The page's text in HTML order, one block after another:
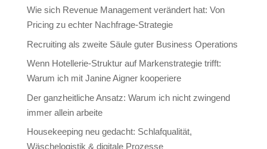
Wie sich Revenue Management verändert hat: Von
Pricing zu echter Nachfrage‑Strategie
Recruiting als zweite Säule guter Business Operations
Wenn Hotellerie‑Struktur auf Markenstrategie trifft:
Warum ich mit Janine Aigner kooperiere
Der ganzheitliche Ansatz: Warum ich nicht zwingend
immer allein arbeite
Housekeeping neu gedacht: Schlafqualität,
Wäschelogistik & digitale Prozesse